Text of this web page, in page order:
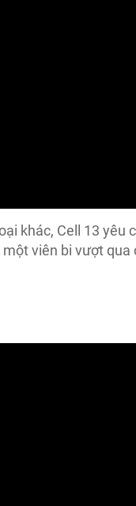
khác, Cell 13 yêu
viên bi vượt qua